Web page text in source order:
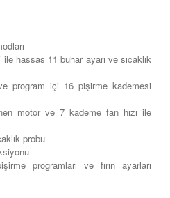
hassas 11 buhar ayarı ve sıcaklık
program içi 16 pişirme kademesi
motor ve 7 kademe fan hızı ile
probu
programları ve fırın ayarları